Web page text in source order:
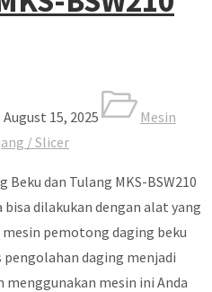
August 15, 2025
Mesin
/ Slicer
dan Tulang MKS-BSW210
dilakukan dengan alat yang
pemotong daging beku
daging menjadi
menggunakan mesin ini Anda